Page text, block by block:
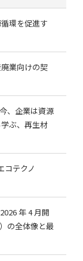
環を促進す
業向けの契
、企業は資源
ぶ、再生材
コテクノ
年 4 月開
の全体像と最